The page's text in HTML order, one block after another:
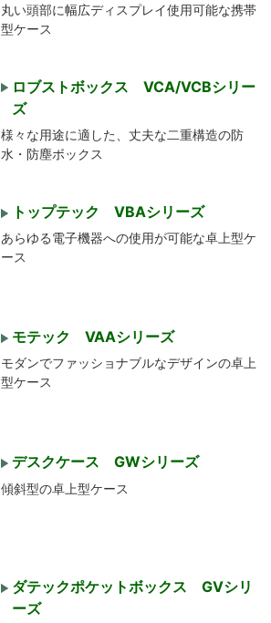
丸い頭部に幅広ディスプレイ使用可能な携帯
型ケース
ロブストボックス VCA/VCBシリー
ズ
様々な用途に適した、丈夫な二重構造の防
水・防塵ボックス
トップテック VBAシリーズ
あらゆる電子機器への使用が可能な卓上型ケ
ース
モテック VAAシリーズ
モダンでファッショナブルなデザインの卓上
型ケース
デスクケース GWシリーズ
傾斜型の卓上型ケース
ダテックポケットボックス GVシリ
ーズ